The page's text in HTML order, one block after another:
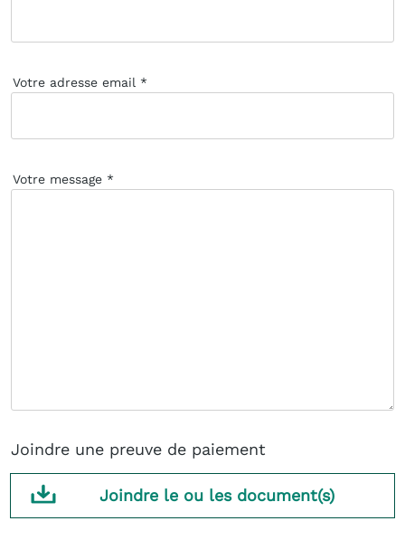
Votre adresse email
Votre message
Joindre une preuve de paiement
Joindre le ou les document(s)